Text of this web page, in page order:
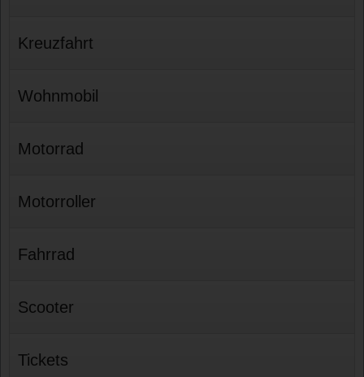
Kreuzfahrt
Wohnmobil
Motorrad
Motorroller
Fahrrad
Scooter
Tickets